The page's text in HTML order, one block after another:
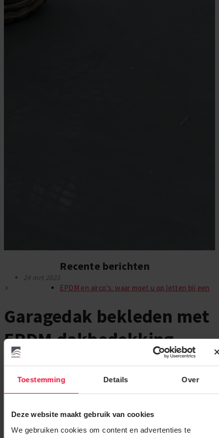
Toestemming Details Over
Deze website maakt gebruik van cookies
We gebruiken cookies om content en advertenties te
24 mrt 2023
Garagedak bekleden met
EPDM dakbedekking
EPDM-dakbedekking
is voor vrijwel elke situatie. In dit artikel leest u meer over de
Recente berichten
EPDM en airco's: waar moet u op letten bij een